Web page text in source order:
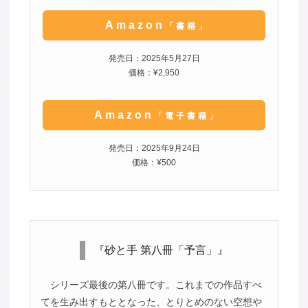
Amazon 「書籍」
発売日：2025年5月27日
価格：¥2,950
Amazon 「電子書籍」
発売日：2025年9月24日
価格：¥500
『砂と手 第八冊「予言」』
シリーズ最後の第八冊です。これまでの作品すべ
てを生み出すもととなった、とりとめのない空想や